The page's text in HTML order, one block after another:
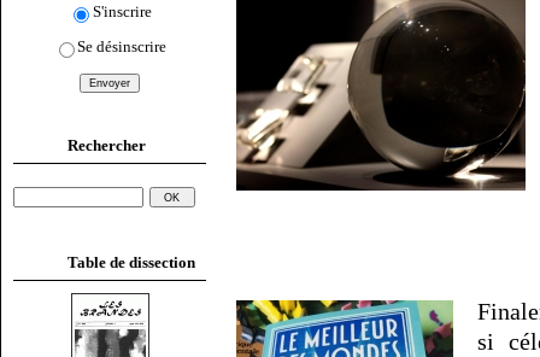
S'inscrire
Se désinscrire
Rechercher
Table de dissection
si